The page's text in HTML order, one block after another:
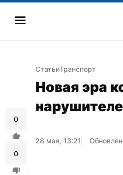
0
0
СтатьиТранспорт
Новая эра
28 мая, 13:21